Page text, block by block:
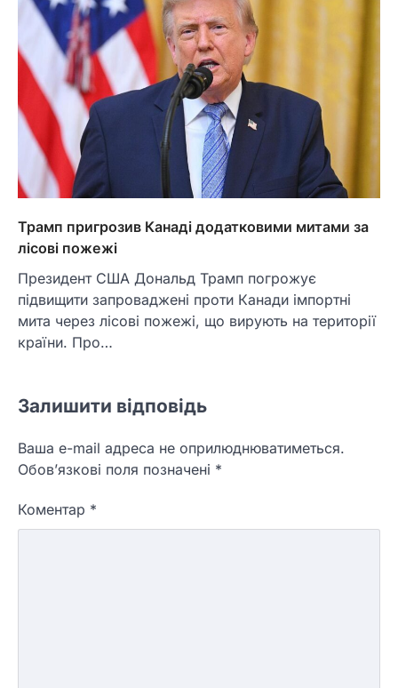
Трамп пригрозив Канаді додатковими митами за
лісові пожежі
Президент США Дональд Трамп погрожує
підвищити запроваджені проти Канади імпортні
мита через лісові пожежі, що вирують на території
країни. Про…
Залишити відповідь
Ваша e-mail адреса не оприлюднюватиметься.
Обов’язкові поля позначені *
Коментар *